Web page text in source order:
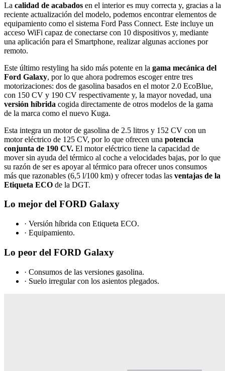
La calidad de acabados en el interior es muy correcta y, gracias a la
reciente actualización del modelo, podemos encontrar elementos de
equipamiento como el sistema Ford Pass Connect. Este incluye un
acceso WiFi capaz de conectarse con 10 dispositivos y, mediante
una aplicación para el Smartphone, realizar algunas acciones por
remoto.
Este último restyling ha sido más potente en la gama mecánica del
Ford Galaxy, por lo que ahora podremos escoger entre tres
motorizaciones: dos de gasolina basados en el motor 2.0 EcoBlue,
con 150 CV y 190 CV respectivamente y, la mayor novedad, una
versión híbrida cogida directamente de otros modelos de la gama
de la marca como el nuevo Kuga.
Esta integra un motor de gasolina de 2.5 litros y 152 CV con un
motor eléctrico de 125 CV, por lo que ofrecen una potencia
conjunta de 190 CV. El motor eléctrico tiene la capacidad de
mover sin ayuda del térmico al coche a velocidades bajas, por lo que
su razón de ser es apoyar al térmico para ofrecer unos consumos
más que razonables (6,5 l/100 km) y ofrecer todas las ventajas de la
Etiqueta ECO de la DGT.
Lo mejor del FORD Galaxy
· Versión híbrida con Etiqueta ECO.
· Equipamiento.
Lo peor del FORD Galaxy
· Consumos de las versiones gasolina.
· Suelo irregular con los asientos plegados.